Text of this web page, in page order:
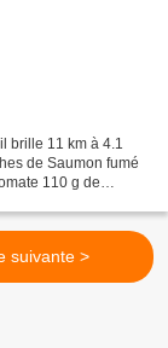
brille 11 km à 4.1
de Saumon fumé
110 g de
suivante >